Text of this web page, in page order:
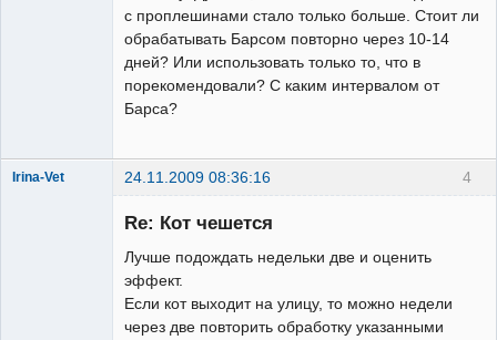
с проплешинами стало только больше. Стоит ли
обрабатывать Барсом повторно через 10-14
дней? Или использовать только то, что в
порекомендовали? С каким интервалом от
Барса?
4
Irina-Vet 24.11.2009 08:36:16
Re: Кот чешется
Лучше подождать недельки две и оценить
эффект.
Если кот выходит на улицу, то можно недели
через две повторить обработку указанными